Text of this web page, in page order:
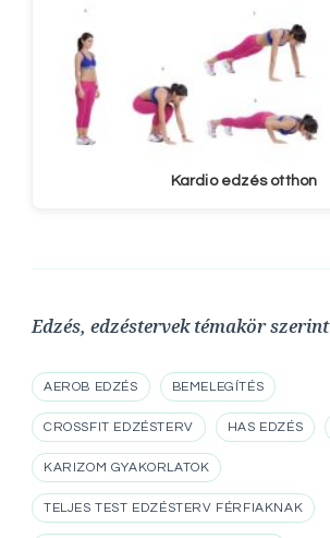
Kardio edzés otthon
Edzés, edzéstervek témakör szerint
AEROB EDZÉS BEMELEGÍTÉS
CROSSFIT EDZÉSTERV HAS EDZÉS
KARIZOM GYAKORLATOK
TELJES TEST EDZÉSTERV FÉRFIAKNAK